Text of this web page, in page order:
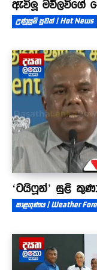
ඇවිලූ මව්ලවිගේ
උණුසුම් පුවත් | Hot News
‘ටයිෆූන්’ සුළි
කාළගුණය | Weather